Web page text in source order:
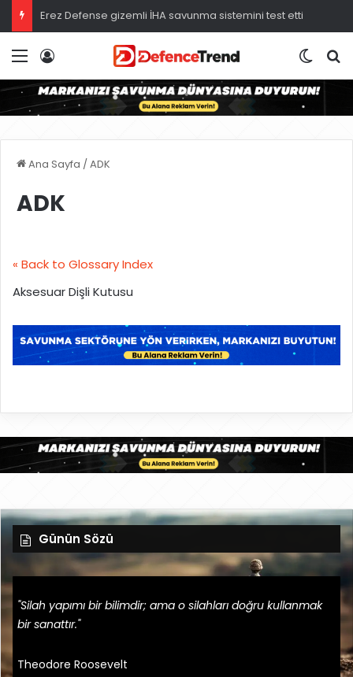
Erez Defense gizemli İHA savunma sistemini test etti
Menü Dış
Ana Sayfa /ADK
ADK
« Back to Glossary Index
Aksesuar Dişli Kutusu
Günün Sözü
"Silah yapımı bir bilimdir; ama o silahları doğru kullanmak
bir sanattır."
Theodore Roosevelt